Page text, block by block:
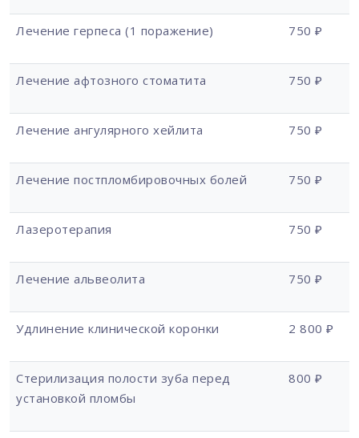
Лечение герпеса (1 поражение) 750 ₽
Лечение афтозного стоматита 750 ₽
Лечение ангулярного хейлита 750 ₽
Лечение постпломбировочных болей 750 ₽
Лазеротерапия 750 ₽
Лечение альвеолита 750 ₽
Удлинение клинической коронки 2 800 ₽
Стерилизация полости зуба перед
установкой пломбы
800 ₽